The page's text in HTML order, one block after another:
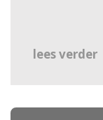
lees verder